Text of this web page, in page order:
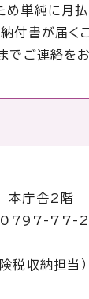
単純に月払
付書が届く
ご連絡をお
庁舎2階
77-
納担当）